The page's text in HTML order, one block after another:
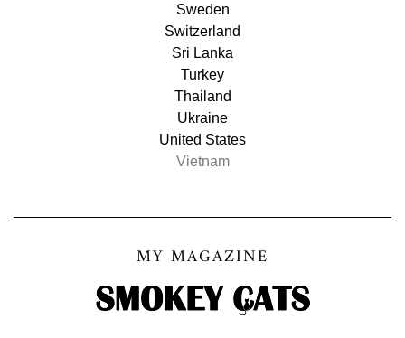
Sweden
Switzerland
Sri Lanka
Turkey
Thailand
Ukraine
United States
Vietnam
MY MAGAZINE